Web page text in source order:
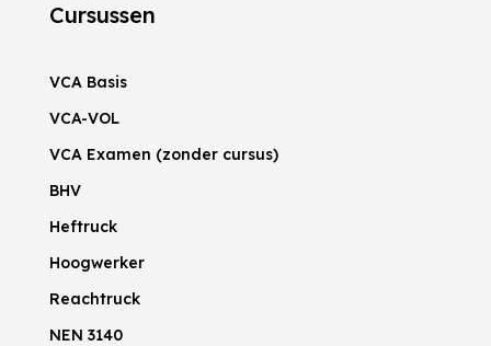
Cursussen
VCA Basis
VCA-VOL
VCA Examen (zonder cursus)
BHV
Heftruck
Hoogwerker
Reachtruck
NEN 3140